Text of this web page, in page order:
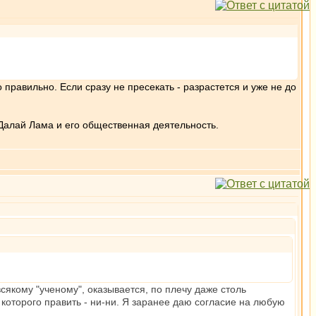
Если сразу не пресекать - разрастется и уже не до
Лама и его общественная деятельность.
"ученому", оказывается, по плечу даже столь
править - ни-ни. Я заранее даю согласие на любую